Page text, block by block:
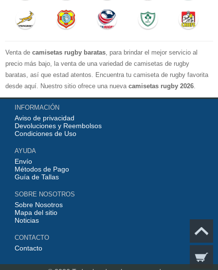
Venta de camisetas rugby baratas, para brindar el mejor servicio al
precio más bajo, la venta de una variedad de camisetas de rugby
baratas, así que estad atentos. Encuentra tu camiseta de rugby favorita
desde aquí. Nuestro sitio ofrece una nueva camisetas rugby 2026.
Disponible en una variedad de estilos y tamaños ¡Compre camisetas de
rugby baratas en línea!
INFORMACIÓN
Aviso de privacidad
Devoluciones y Reembolsos
Condiciones de Uso
AYUDA
Envío
Métodos de Pago
Guía de Tallas
SOBRE NOSOTROS
Sobre Nosotros
Mapa del sitio
Noticias
CONTACTO
Contacto